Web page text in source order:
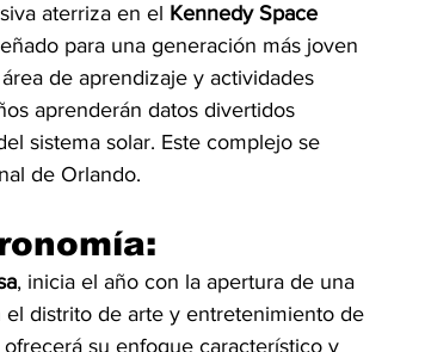
aterriza en el Kennedy Space
para una generación más joven
de aprendizaje y actividades
aprenderán datos divertidos
sistema solar. Este complejo se
de Orlando.
, inicia el año con la apertura de una
distrito de arte y entretenimiento de
su enfoque característico y